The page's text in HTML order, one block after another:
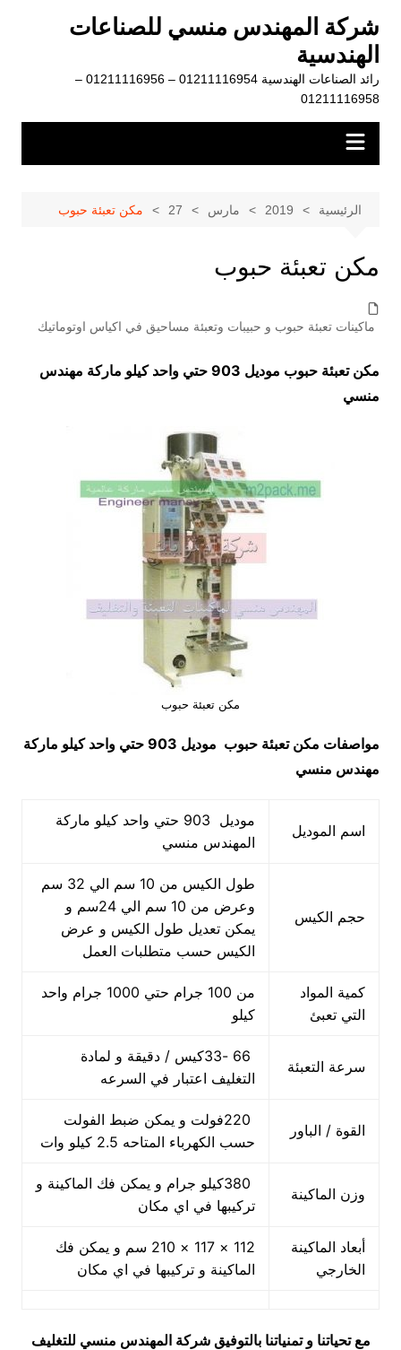
المحتوى
شركة المهندس منسي للصناعات
الهندسية
رائد الصناعات الهندسية 01211116954 – 01211116956 –
01211116958
الرئيسية 2019 مارس 27 مكن تعبئة حبوب
مكن تعبئة حبوب
ماكينات تعبئة حبوب و حبيبات وتعبئة مساحيق في اكياس اوتوماتيك
مكن تعبئة حبوب موديل 903 حتي واحد كيلو ماركة مهندس
منسي
مكن تعبئة حبوب
مواصفات مكن تعبئة حبوب
موديل 903 حتي واحد كيلو ماركة
مهندس منسي
اسم الموديل
موديل 903 حتي واحد كيلو ماركة
المهندس منسي
حجم الكيس
طول الكيس من 10 سم الي 32 سم
وعرض من 10 سم الي 24سم و
يمكن تعديل طول الكيس و عرض
الكيس حسب متطلبات العمل
كمية المواد
التي تعبئ
من 100 جرام حتي 1000 جرام واحد
كيلو
سرعة التعبئة
66 -33كيس / دقيقة و لمادة
التغليف اعتبار في السرعه
القوة / الباور
220فولت و يمكن ضبط الفولت
حسب الكهرباء المتاحه 2.5 كيلو وات
وزن الماكينة
380كيلو جرام و يمكن فك الماكينة و
تركيبها في اي مكان
أبعاد الماكينة
الخارجي
112 × 117 × 210 سم و يمكن فك
الماكينة و تركيبها في اي مكان
مع تحياتنا و تمنياتنا بالتوفيق شركة المهندس منسي للتغليف